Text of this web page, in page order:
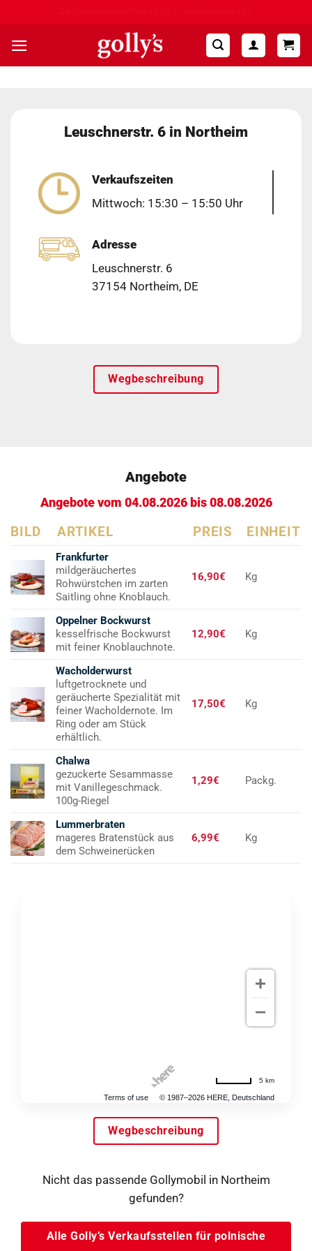
springen
Leuschnerstr. 6 in Northeim
Verkaufszeiten
Mittwoch: 15:30 – 15:50 Uhr
Adresse
Leuschnerstr. 6
37154 Northeim, DE
Wegbeschreibung
Angebote
Angebote vom 04.08.2026 bis 08.08.2026
BILD ARTIKEL PREIS EINHEIT
Frankfurter
mildgeräuchertes
Rohwürstchen im zarten
Saitling ohne Knoblauch.
16,90€ Kg
Oppelner Bockwurst
kesselfrische Bockwurst
mit feiner Knoblauchnote.
12,90€ Kg
Wacholderwurst
luftgetrocknete und
geräucherte Spezialität mit
feiner Wacholdernote. Im
Ring oder am Stück
erhältlich.
17,50€ Kg
Chalwa
gezuckerte Sesammasse
mit Vanillegeschmack.
100g-Riegel
1,29€ Packg.
Lummerbraten
mageres Bratenstück aus
dem Schweinerücken
6,99€ Kg
Terms of use © 1987–2026 HERE, Deutschland
5 km
Wegbeschreibung
Nicht das passende Gollymobil in Northeim
gefunden?
Alle Golly’s Verkaufsstellen für polnische